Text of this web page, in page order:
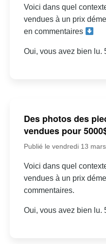
Voici dans quel
vendues à un prix
en commentaires
Oui, vous avez bien lu.
Des photos des
vendues pour
Publié le vendredi 13
Voici dans quel
vendues à un prix
commentaires.
Oui, vous avez bien lu.